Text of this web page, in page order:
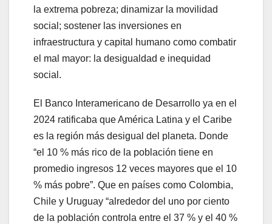
la extrema pobreza; dinamizar la movilidad
social; sostener las inversiones en
infraestructura y capital humano como combatir
el mal mayor: la desigualdad e inequidad
social.
El Banco Interamericano de Desarrollo ya en el
2024 ratificaba que América Latina y el Caribe
es la región más desigual del planeta. Donde
“el 10 % más rico de la población tiene en
promedio ingresos 12 veces mayores que el 10
% más pobre”. Que en países como Colombia,
Chile y Uruguay “alrededor del uno por ciento
de la población controla entre el 37 % y el 40 %